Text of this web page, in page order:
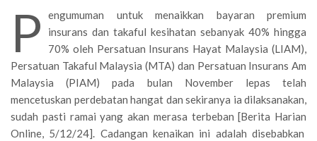
P
engumuman untuk menaikkan bayaran premium
insurans dan takaful kesihatan sebanyak 40% hingga
70% oleh Persatuan Insurans Hayat Malaysia (LIAM),
Persatuan Takaful Malaysia (MTA) dan Persatuan Insurans Am
Malaysia (PIAM) pada bulan November lepas telah
mencetuskan perdebatan hangat dan sekiranya ia dilaksanakan,
sudah pasti ramai yang akan merasa terbeban [Berita Harian
Online, 5/12/24]. Cadangan kenaikan ini adalah disebabkan